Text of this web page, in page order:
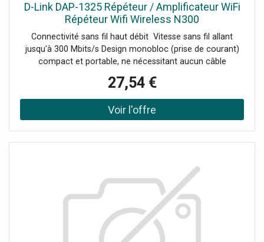
D-Link DAP-1325 Répéteur / Amplificateur WiFi
Répéteur Wifi Wireless N300
Connectivité sans fil haut débit Vitesse sans fil allant
jusqu'à 300 Mbits/s Design monobloc (prise de courant)
compact et portable, ne nécessitant aucun câble
configuration intégré et application QRS pour mobiles
Deux antennes externes Voyant LED : indicateur de force
du signal Wifi à 3 segments Demander un audit de
connectivité !
27,54 €